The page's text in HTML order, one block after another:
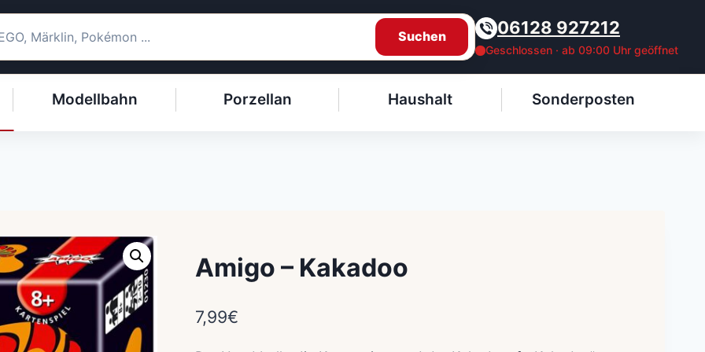
Suchen 06128 927212
Geschlossen · ab 09:00 Uhr geöffnet
Modellbahn Porzellan Haushalt Sonderposten
Amigo – Kakadoo
7,99€